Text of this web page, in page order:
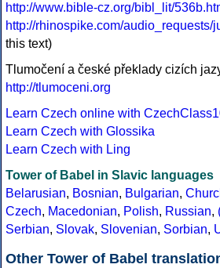
http://www.bible-cz.org/bibl_lit/
http://rhinospike.com/audio_requests/
this text)
Tlumočení a české překlady cizích
http://tlumoceni.org
Learn Czech online with
Learn Czech with Glossika
Learn Czech with Ling
Tower of Babel in Slavic languages
Belarusian, Bosnian, Bulgarian,
Czech, Macedonian, Polish, Russian,
Serbian, Slovak, Slovenian, Sorbian,
Other Tower of Babel